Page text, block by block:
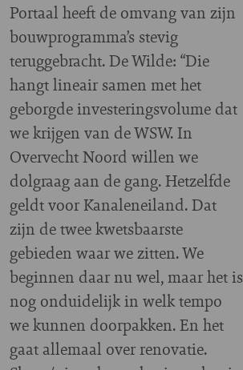
Portaal heeft de omvang van zijn
bouwprogramma’s stevig
teruggebracht. De Wilde: “Die
hangt lineair samen met het
geborgde investeringsvolume dat
we krijgen van de WSW. In
Overvecht Noord willen we
dolgraag aan de gang. Hetzelfde
geldt voor Kanaleneiland. Dat
zijn de twee kwetsbaarste
gebieden waar we zitten. We
beginnen daar nu wel, maar het is
nog onduidelijk in welk tempo
we kunnen doorpakken. En het
gaat allemaal over renovatie.